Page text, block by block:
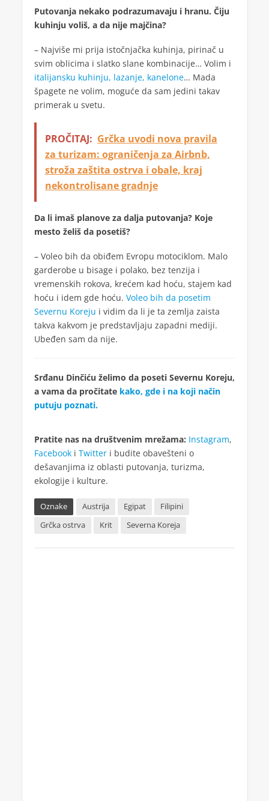
Putovanja nekako podrazumavaju i hranu. Čiju
kuhinju voliš, a da nije majčina?
– Najviše mi prija istočnjačka kuhinja, pirinač u
svim oblicima i slatko slane kombinacije… Volim i
italijansku kuhinju, lazanje, kanelone… Mada
špagete ne volim, moguće da sam jedini takav
primerak u svetu.
PROČITAJ: Grčka uvodi nova pravila
za turizam: ograničenja za Airbnb,
stroža zaštita ostrva i obale, kraj
nekontrolisane gradnje
Da li imaš planove za dalja putovanja? Koje
mesto želiš da posetiš?
– Voleo bih da obiđem Evropu motociklom. Malo
garderobe u bisage i polako, bez tenzija i
vremenskih rokova, krećem kad hoću, stajem kad
hoću i idem gde hoću. Voleo bih da posetim
Severnu Koreju i vidim da li je ta zemlja zaista
takva kakvom je predstavljaju zapadni mediji.
Ubeđen sam da nije.
Srđanu Dinčiću želimo da poseti Severnu Koreju,
a vama da pročitate kako, gde i na koji način
putuju poznati.
Pratite nas na društvenim mrežama: Instagram,
Facebooki Twitteri budite obavešteni o
dešavanjima iz oblasti putovanja, turizma,
ekologije i kulture.
Oznake Austrija Egipat
Filipini
Grčka ostrva
Krit Severna Koreja